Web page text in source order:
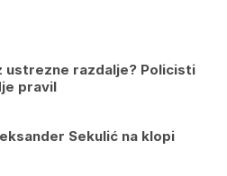
ustrezne razdalje? Policisti
pravil
Sekulić na klopi